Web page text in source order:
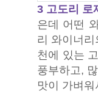
3 고도리 로
은데 어떤
리 와이너
천에 있는
풍부하고,
맛이 가벼